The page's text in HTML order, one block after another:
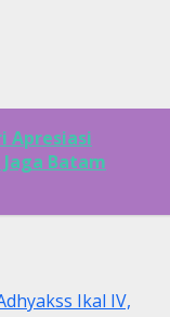
Apresiasi
Batam
Ikal IV,